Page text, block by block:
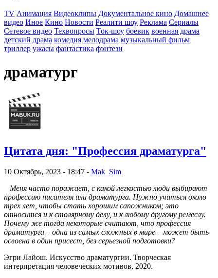
TV Анимация Видеоклипы Документальное кино Домашнее
видео Иное Кино Новости Реалити шоу Реклама Сериалы
Сетевое видео Техвопросы Ток-шоу боевик военная драма
детский драма комедия мелодрама музыкальный фильм
триллер ужасы фантастика фэнтези
драматург
Цитата дня: "Профессия драматурга"
10 Октябрь, 2023 - 18:47 - Mak_Sim
Меня часто поражает, с какой легкостью люди выбирают
профессию писателя или драматурга. Нужно учиться около
трех лет, чтобы стать хорошим сапожником; это
относится и к столярному делу, и к любому другому ремеслу.
Почему же тогда некоторые считают, что профессия
драматурга – одна из самых сложных в мире – может быть
освоена в один присест, без серьезной подготовки?
Эгри Лайош. Искусство драматургии. Творческая
интерпретация человеческих мотивов, 2020.